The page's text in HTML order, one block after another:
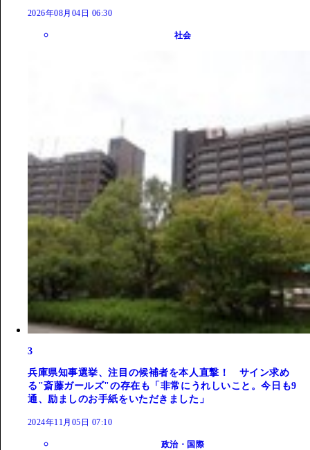
2026年08月04日 06:30
社会
3
兵庫県知事選挙、注目の候補者を本人直撃！ サイン求め
る"斎藤ガールズ"の存在も「非常にうれしいこと。今日も9
通、励ましのお手紙をいただきました」
2024年11月05日 07:10
政治・国際